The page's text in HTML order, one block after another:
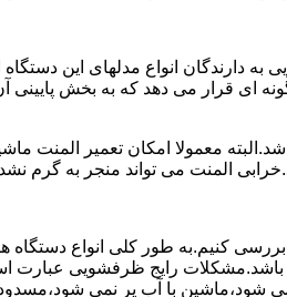
دارندگان انواع مدلهای این
قرار می دهد که به بخش پایینی
معمولا امکان تعمیر المنت
المنت می تواند منجر به گرم
کنیم.به طور کلی انواع
باشد.مشکلات رایج ظرفشویی
شود،ماشین با آب پر نمی